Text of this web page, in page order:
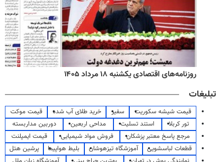
روزنامه‌های اقتصادی یکشنبه ۱۸ مرداد ۱۴۰۵
تبلیغات
قیمت شیشه سکوریت سفیر خرید طلای آب شده
قیمت موکت
تور کربلا
استند تسلیت مداحی اربعین
دوربین مداربسته
مرجع پاسخ معتبر پزشکان
فروش مواد شیمیایی
قیمت ایمپلنت
قطعات لباسشویی
آموزشگاه تیزهوشان بلیط هواپیما
پرشین هتل